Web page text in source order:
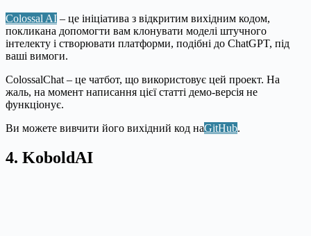
Colossal AI – це ініціатива з відкритим вихідним кодом,
покликана допомогти вам клонувати моделі штучного
інтелекту і створювати платформи, подібні до ChatGPT, під
ваші вимоги.
ColossalChat – це чатбот, що використовує цей проект. На
жаль, на момент написання цієї статті демо-версія не
функціонує.
Ви можете вивчити його вихідний код наGitHub.
4. KoboldAI